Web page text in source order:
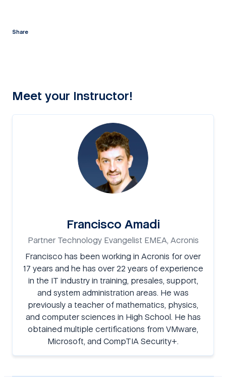
Share
Meet your Instructor!
Francisco Amadi
Partner Technology Evangelist EMEA, Acronis
Francisco has been working in Acronis for over
17 years and he has over 22 years of experience
in the IT industry in training, presales, support,
and system administration areas. He was
previously a teacher of mathematics, physics,
and computer sciences in High School. He has
obtained multiple certifications from VMware,
Microsoft, and CompTIA Security+.